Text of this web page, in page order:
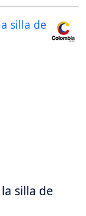
silla de